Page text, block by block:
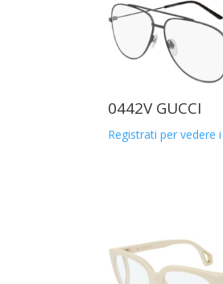
0442V GUCCI
Registrati per vedere